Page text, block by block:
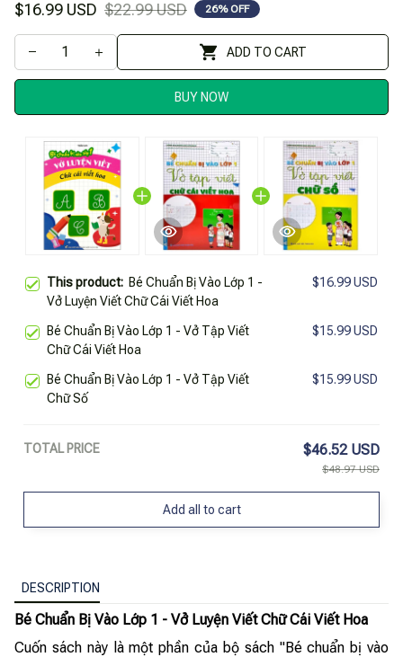
$16.99 USD $22.99 USD 26% OFF
ADD TO CART
BUY NOW
This product: Bé Chuẩn Bị Vào Lớp 1 -
Vở Luyện Viết Chữ Cái Viết Hoa
$16.99 USD
Bé Chuẩn Bị Vào Lớp 1 - Vở Tập Viết
Chữ Cái Viết Hoa
$15.99 USD
Bé Chuẩn Bị Vào Lớp 1 - Vở Tập Viết
Chữ Số
$15.99 USD
TOTAL PRICE $46.52 USD
$48.97 USD
Add all to cart
DESCRIPTION
Bé Chuẩn Bị Vào Lớp 1 - Vở Luyện Viết Chữ Cái Viết Hoa
Cuốn sách này là một phần của bộ sách "Bé chuẩn bị vào